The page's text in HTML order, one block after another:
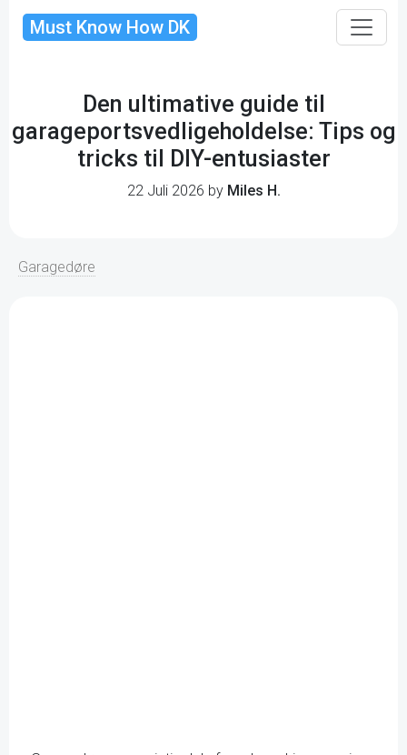
Must Know How DK
Den ultimative guide til
garageportsvedligeholdelse: Tips og
tricks til DIY-entusiaster
22 Juli 2026 by Miles H.
Garagedøre